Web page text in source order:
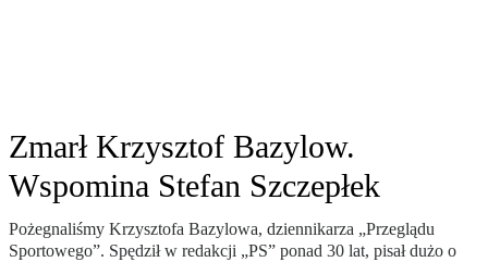
Zmarł Krzysztof Bazylow.
Wspomina Stefan Szczepłek
Pożegnaliśmy Krzysztofa Bazylowa, dziennikarza „Przeglądu
Sportowego”. Spędził w redakcji „PS” ponad 30 lat, pisał dużo o